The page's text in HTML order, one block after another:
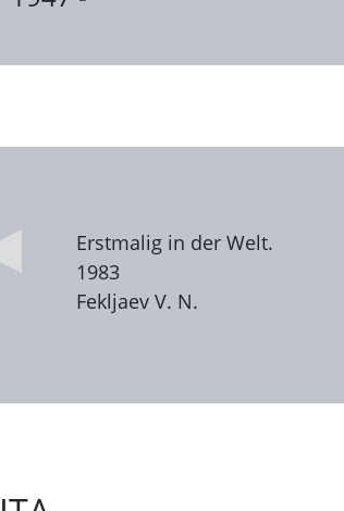
Erstmalig in der Welt.
1983
Fekljaev V. N.